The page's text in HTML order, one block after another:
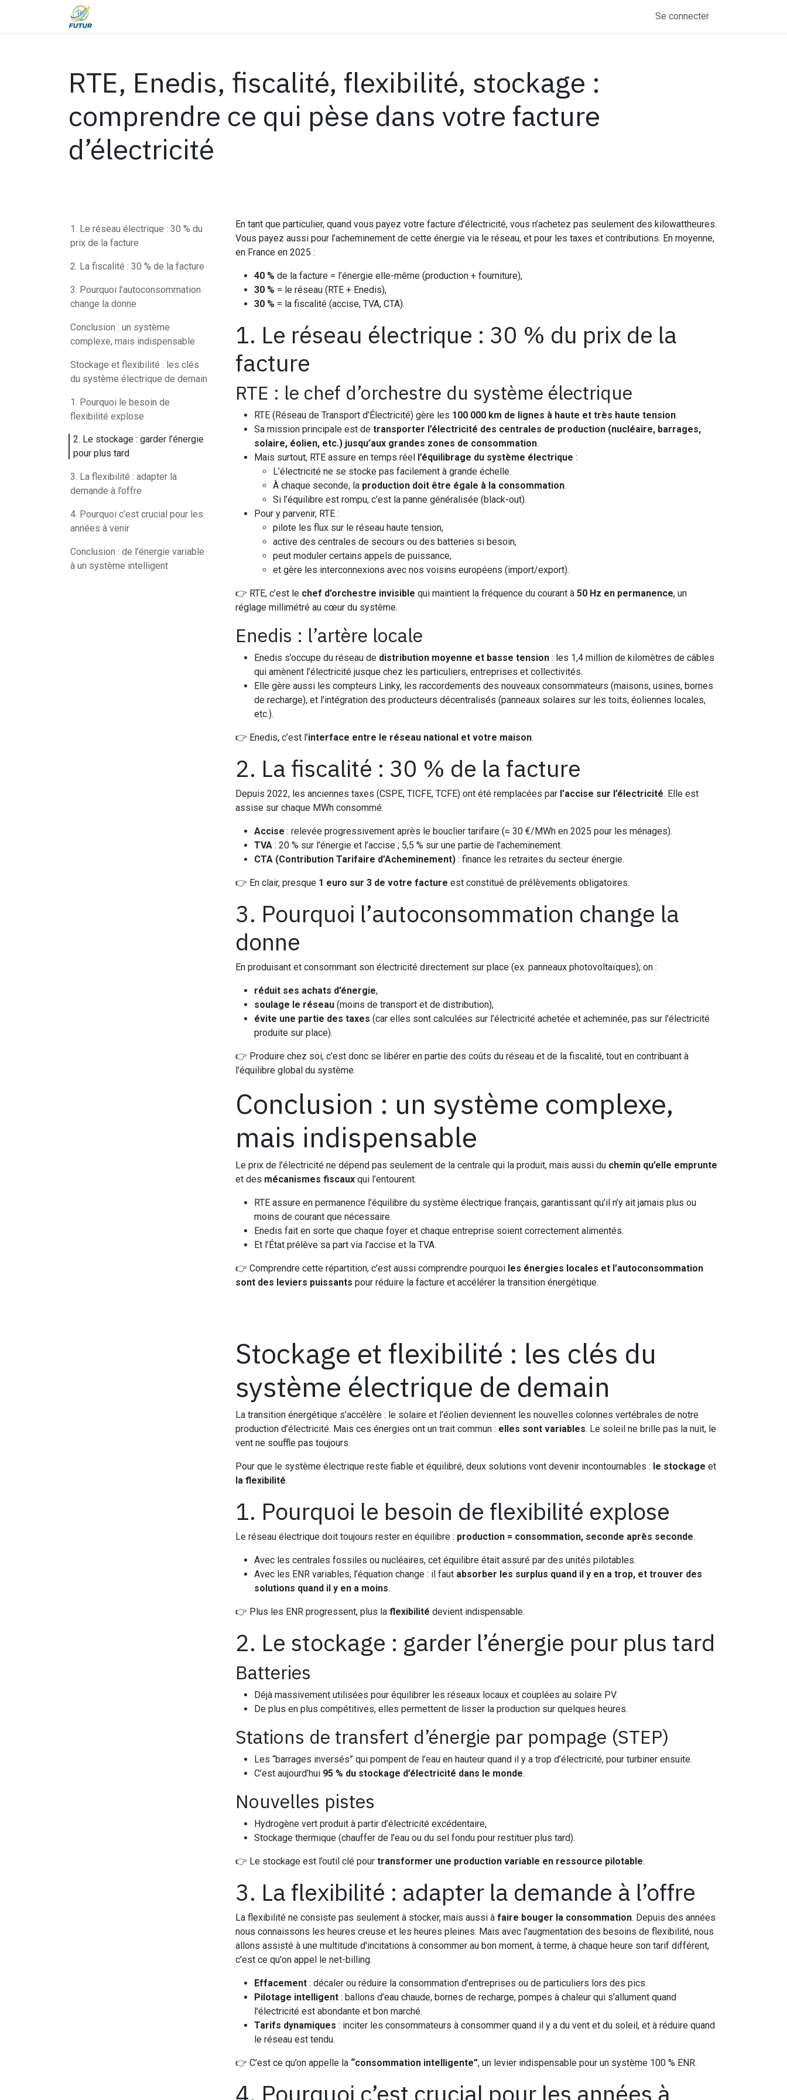
Se rendre au contenu
Se connecter
RTE, Enedis, fiscalité, flexibilité, stockage :
comprendre ce qui pèse dans votre facture
d’électricité
1. Le réseau électrique : 30 % du
prix de la facture
2. La fiscalité : 30 % de la facture
3. Pourquoi l’autoconsommation
change la donne
Conclusion : un système
complexe, mais indispensable
Stockage et flexibilité : les clés
du système électrique de demain
1. Pourquoi le besoin de
flexibilité explose
2. Le stockage : garder l’énergie
pour plus tard
3. La flexibilité : adapter la
demande à l’offre
4. Pourquoi c’est crucial pour les
années à venir
Conclusion : de l’énergie variable
à un système intelligent
En tant que particulier, quand vous payez votre facture d’électricité, vous n’achetez pas seulement des kilowattheures.
Vous payez aussi pour l’acheminement de cette énergie via le réseau, et pour les taxes et contributions. En moyenne,
en France en 2025 :
40 % de la facture = l’énergie elle-même (production + fourniture),
30 % = le réseau (RTE + Enedis),
30 % = la fiscalité (accise, TVA, CTA).
1. Le réseau électrique : 30 % du prix de la
facture
RTE : le chef d’orchestre du système électrique
RTE (Réseau de Transport d’Électricité) gère les 100 000 km de lignes à haute et très haute tension.
Sa mission principale est de transporter l’électricité des centrales de production (nucléaire, barrages,
solaire, éolien, etc.) jusqu’aux grandes zones de consommation.
Mais surtout, RTE assure en temps réel l’équilibrage du système électrique :
L’électricité ne se stocke pas facilement à grande échelle.
À chaque seconde, la production doit être égale à la consommation.
Si l’équilibre est rompu, c’est la panne généralisée (black-out).
Pour y parvenir, RTE :
pilote les flux sur le réseau haute tension,
active des centrales de secours ou des batteries si besoin,
peut moduler certains appels de puissance,
et gère les interconnexions avec nos voisins européens (import/export).
👉 RTE, c’est le chef d’orchestre invisible qui maintient la fréquence du courant à 50 Hz en permanence, un
réglage millimétré au cœur du système.
Enedis : l’artère locale
Enedis s’occupe du réseau de distribution moyenne et basse tension : les 1,4 million de kilomètres de câbles
qui amènent l’électricité jusque chez les particuliers, entreprises et collectivités.
Elle gère aussi les compteurs Linky, les raccordements des nouveaux consommateurs (maisons, usines, bornes
de recharge), et l’intégration des producteurs décentralisés (panneaux solaires sur les toits, éoliennes locales,
etc.).
👉 Enedis, c’est l’interface entre le réseau national et votre maison.
2. La fiscalité : 30 % de la facture
Depuis 2022, les anciennes taxes (CSPE, TICFE, TCFE) ont été remplacées par l’accise sur l’électricité. Elle est
assise sur chaque MWh consommé.
Accise : relevée progressivement après le bouclier tarifaire (≈ 30 €/MWh en 2025 pour les ménages).
TVA : 20 % sur l’énergie et l’accise ; 5,5 % sur une partie de l’acheminement.
CTA (Contribution Tarifaire d’Acheminement) : finance les retraites du secteur énergie.
👉 En clair, presque 1 euro sur 3 de votre facture est constitué de prélèvements obligatoires.
3. Pourquoi l’autoconsommation change la
donne
En produisant et consommant son électricité directement sur place (ex. panneaux photovoltaïques), on :
réduit ses achats d’énergie,
soulage le réseau (moins de transport et de distribution),
évite une partie des taxes (car elles sont calculées sur l’électricité achetée et acheminée, pas sur l’électricité
produite sur place).
👉 Produire chez soi, c’est donc se libérer en partie des coûts du réseau et de la fiscalité, tout en contribuant à
l’équilibre global du système.
Conclusion : un système complexe,
mais indispensable
Le prix de l’électricité ne dépend pas seulement de la centrale qui la produit, mais aussi du chemin qu’elle emprunte
et des mécanismes fiscaux qui l’entourent.
RTE assure en permanence l’équilibre du système électrique français, garantissant qu’il n’y ait jamais plus ou
moins de courant que nécessaire.
Enedis fait en sorte que chaque foyer et chaque entreprise soient correctement alimentés.
Et l’État prélève sa part via l’accise et la TVA.
👉 Comprendre cette répartition, c’est aussi comprendre pourquoi les énergies locales et l’autoconsommation
sont des leviers puissants pour réduire la facture et accélérer la transition énergétique.
Stockage et flexibilité : les clés du
système électrique de demain
La transition énergétique s’accélère : le solaire et l’éolien deviennent les nouvelles colonnes vertébrales de notre
production d’électricité. Mais ces énergies ont un trait commun : elles sont variables. Le soleil ne brille pas la nuit, le
vent ne souffle pas toujours.
Pour que le système électrique reste fiable et équilibré, deux solutions vont devenir incontournables : le stockage et
la flexibilité.
1. Pourquoi le besoin de flexibilité explose
Le réseau électrique doit toujours rester en équilibre : production = consommation, seconde après seconde.
Avec les centrales fossiles ou nucléaires, cet équilibre était assuré par des unités pilotables.
Avec les ENR variables, l’équation change : il faut absorber les surplus quand il y en a trop, et trouver des
solutions quand il y en a moins.
👉 Plus les ENR progressent, plus la flexibilité devient indispensable.
2. Le stockage : garder l’énergie pour plus tard
Batteries
Déjà massivement utilisées pour équilibrer les réseaux locaux et couplées au solaire PV.
De plus en plus compétitives, elles permettent de lisser la production sur quelques heures.
Stations de transfert d’énergie par pompage (STEP)
Les “barrages inversés” qui pompent de l’eau en hauteur quand il y a trop d’électricité, pour turbiner ensuite.
C’est aujourd’hui 95 % du stockage d’électricité dans le monde.
Nouvelles pistes
Hydrogène vert produit à partir d’électricité excédentaire,
Stockage thermique (chauffer de l’eau ou du sel fondu pour restituer plus tard).
👉 Le stockage est l’outil clé pour transformer une production variable en ressource pilotable.
3. La flexibilité : adapter la demande à l’offre
La flexibilité ne consiste pas seulement à stocker, mais aussi à faire bouger la consommation. Depuis des années
nous connaissons les heures creuse et les heures pleines. Mais avec l'augmentation des besoins de flexibilité, nous
allons assisté à une multitude d'incitations à consommer au bon moment, à terme, à chaque heure son tarif différent,
c'est ce qu'on appel le net-billing.
Effacement : décaler ou réduire la consommation d’entreprises ou de particuliers lors des pics.
Pilotage intelligent : ballons d’eau chaude, bornes de recharge, pompes à chaleur qui s’allument quand
l’électricité est abondante et bon marché.
Tarifs dynamiques : inciter les consommateurs à consommer quand il y a du vent et du soleil, et à réduire quand
le réseau est tendu.
👉 C’est ce qu’on appelle la “consommation intelligente”, un levier indispensable pour un système 100 % ENR.
4. Pourquoi c’est crucial pour les années à